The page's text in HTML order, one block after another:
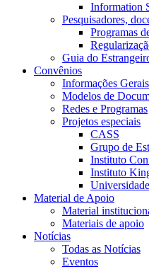
Information
Pesquisadores,
Programas
Guia do
Convênios
Informações Gerais
Modelos de
Redes e Programas
Projetos especiais
CASS
Grupo de
Instituto
Instituto
Material de Apoio
Material
Materiais de apoio
Notícias
Todas as Notícias
Eventos